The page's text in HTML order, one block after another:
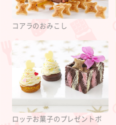
コアラのおみこし
ロッテお菓子のプレゼントボ